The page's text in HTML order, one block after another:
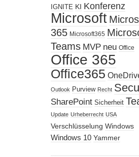
IGNITE KI Konferenz
Microsoft
365 Microsoft365
Teams MVP neu Office
Office 365
Office365
Outlook Purview Recht
SharePoint Sicherheit
Update Urheberrecht USA
Verschlüsselung Windows
Windows 10 Yammer